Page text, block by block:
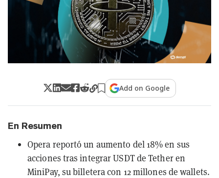
Add on Google
En Resumen
Opera reportó un aumento del 18% en sus
acciones tras integrar USDT de Tether en
MiniPay, su billetera con 12 millones de wallets.